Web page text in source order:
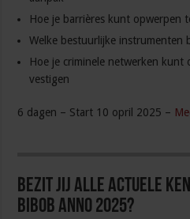
Hoe je barrières kunt opwerpen
Welke bestuurlijke instrumenten
Hoe je criminele netwerken kunt
vestigen
6 dagen – Start 10 opril 2025 –
Bezit jij alle actuele
Bibob anno 2025?